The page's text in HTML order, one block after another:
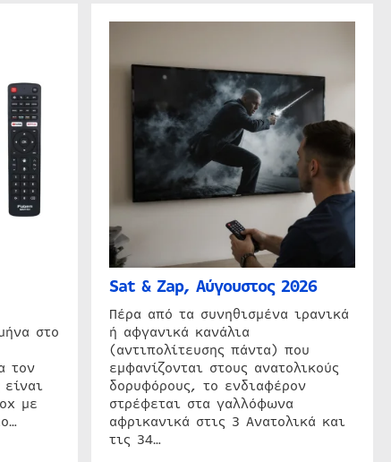
στο
τον
με
Sat & Zap, Αύγουστος 2026
Πέρα από τα συνηθισμένα ιρανικά
ή αφγανικά κανάλια
(αντιπολίτευσης πάντα) που
εμφανίζονται στους ανατολικούς
δορυφόρους, το ενδιαφέρον
στρέφεται στα γαλλόφωνα
αφρικανικά στις 3 Ανατολικά και
τις 34…